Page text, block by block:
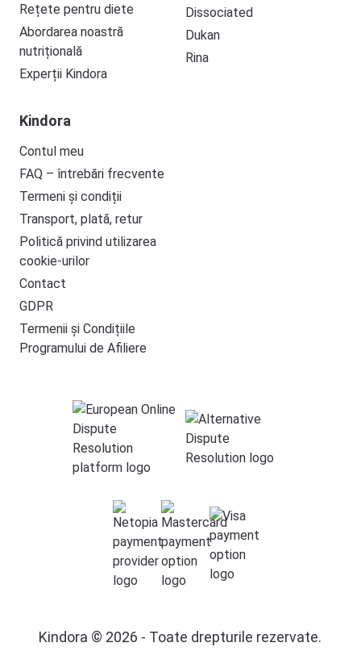
Rețete pentru diete
Abordarea noastră
nutrițională
Experții Kindora
Dissociated
Dukan
Rina
Kindora
Contul meu
FAQ – întrebări frecvente
Termeni și condiții
Transport, plată, retur
Politică privind utilizarea
cookie-urilor
Contact
GDPR
Termenii și Condițiile
Programului de Afiliere
Kindora © 2026 - Toate drepturile rezervate.